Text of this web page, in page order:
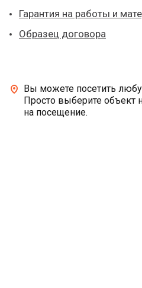
Гарантия на работы и
Образец договора
Вы можете посетить
Просто выберите объект
на посещение.